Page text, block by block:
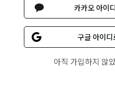
카카오 아이
구글 아이
아직 가입하지 않